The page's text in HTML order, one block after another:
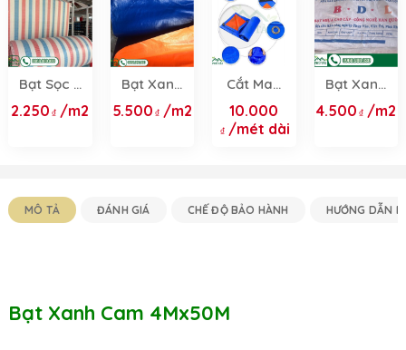
Bạt Sọc 3
Màu -
Giải Pháp
6m, 8m
2.250 /m2
Bạt Xanh
Cam 2 Da
Chính
10m &
5.500 /m2
Cắt May
Bạt Theo
Yêu Cầu
10.000
/mét dài
Bạt Xanh
Cam
4mx50m
4.500 /m2
MÔ TẢ ĐÁNH GIÁ CHẾ ĐỘ BẢO HÀNH HƯỚNG DẪN
Bạt Xanh Cam 4Mx50M